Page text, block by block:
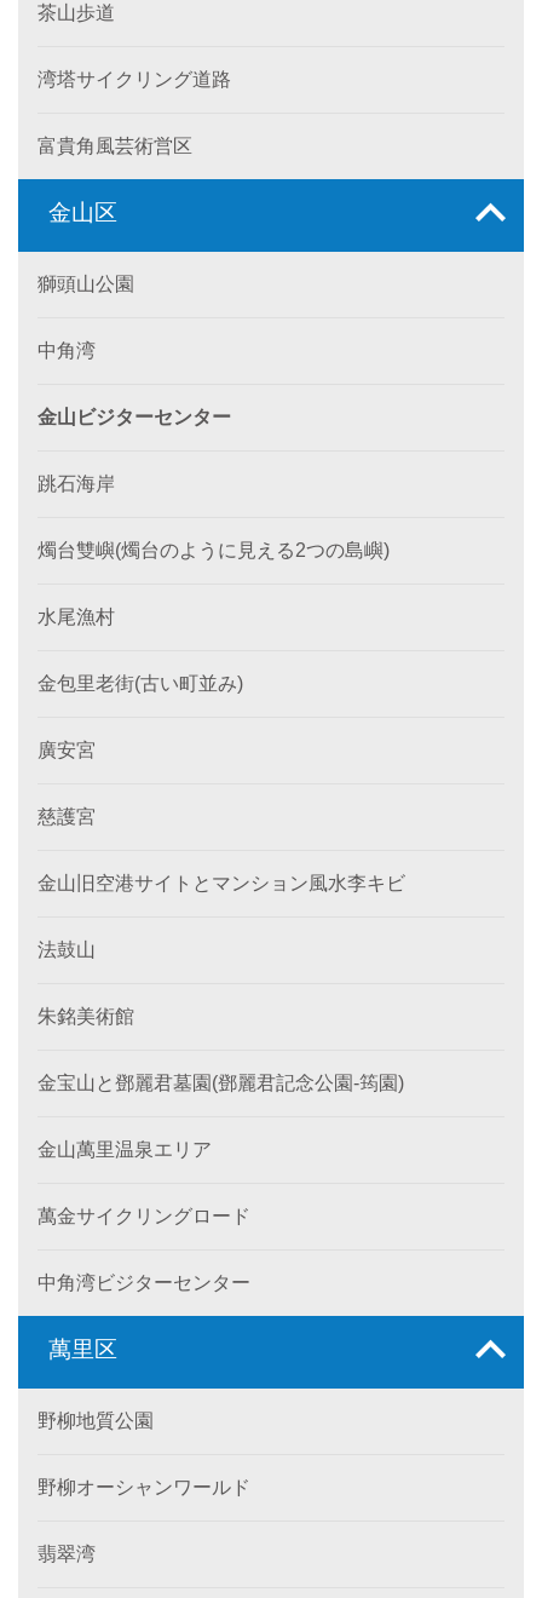
茶山歩道
湾塔サイクリング道路
富貴角風芸術営区
金山区
獅頭山公園
中角湾
金山ビジターセンター
跳石海岸
燭台雙嶼(燭台のように見える2つの島嶼)
水尾漁村
金包里老街(古い町並み)
廣安宮
慈護宮
金山旧空港サイトとマンション風水李キビ
法鼓山
朱銘美術館
金宝山と鄧麗君墓園(鄧麗君記念公園-筠園)
金山萬里温泉エリア
萬金サイクリングロード
中角湾ビジターセンター
萬里区
野柳地質公園
野柳オーシャンワールド
翡翠湾